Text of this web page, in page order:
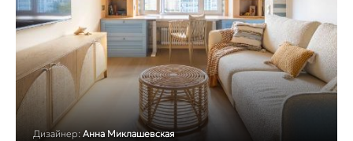
Дизайнер: Анна Миклашевская